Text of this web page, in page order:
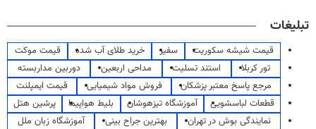
تبلیغات
قیمت شیشه سکوریت سفیر خرید طلای آب شده
قیمت موکت
تور کربلا
استند تسلیت مداحی اربعین
دوربین مداربسته
مرجع پاسخ معتبر پزشکان
فروش مواد شیمیایی
قیمت ایمپلنت
قطعات لباسشویی
آموزشگاه تیزهوشان بلیط هواپیما
پرشین هتل
نمایندگی بوش در تهران
بهترین جراح بینی
آموزشگاه زبان ملل